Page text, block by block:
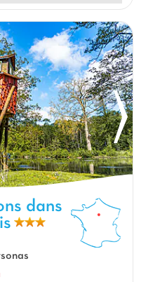
alojamientos insólitos
Nuestros animadores
espectáculos y fiestas
festivos. Explore los
la Torre Eiffel en París,
y la Reserva de
espera una estancia
🌿🌞
Fredland,
de la estación de
¡Es perfecto para
del ruido de la
y visitar la capital!
en nuestras
fantásticas!
à Paris, Camping Ile de
dans